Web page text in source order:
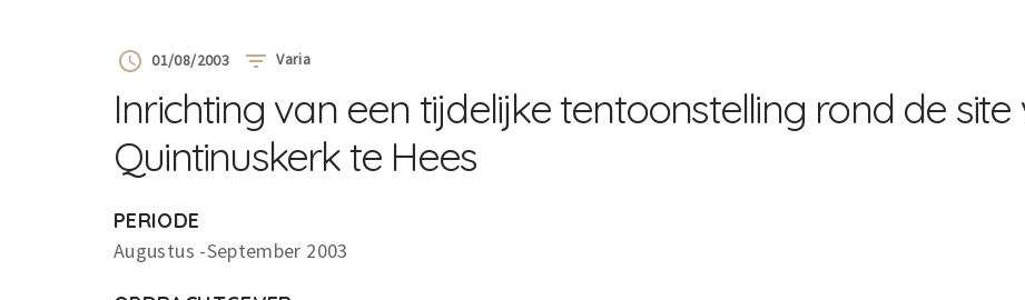
01/08/2003 Varia
Inrichting van een tijdelijke tentoonstelling rond de site
Quintinuskerk te Hees
PERIODE
Augustus -September 2003